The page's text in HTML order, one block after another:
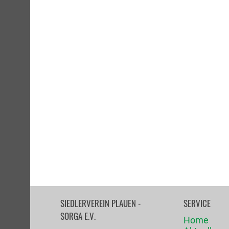
SIEDLERVEREIN PLAUEN -
SORGA E.V.
SERVICE
Home